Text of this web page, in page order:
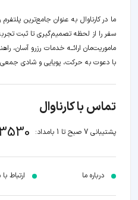
ما در کارناوال به عنوان جامع‌ترین
سفر را از لحظه‌ تصمیم‌گیری تا ثبت
ماموریت‌مان اراﺋــﻪ خدمات رزرو
با دعوت به حرکت، پویایی و شادی جمعی
تماس با کارناوال
پشتیبانی 7 صبح تا 1 بامداد:
درباره ما ارتباط با